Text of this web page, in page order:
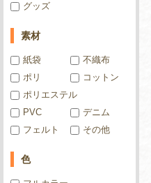
グッズ
素材
紙袋
不織布
ポリ
コットン
ポリエステル
PVC
デニム
フェルト
その他
色